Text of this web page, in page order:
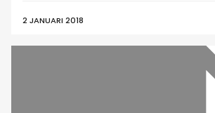
2 JANUARI 2018